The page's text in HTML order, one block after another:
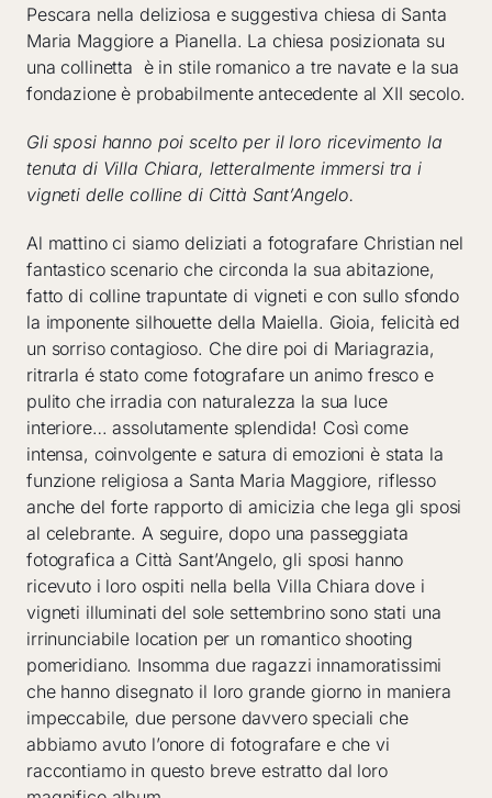
Pescara nella deliziosa e suggestiva chiesa di Santa
Maria Maggiore a Pianella. La chiesa posizionata su
una collinetta è in stile romanico a tre navate e la sua
fondazione è probabilmente antecedente al XII secolo.
Gli sposi hanno poi scelto per il loro ricevimento la
tenuta di Villa Chiara, letteralmente immersi tra i
vigneti delle colline di Città Sant’Angelo.
Al mattino ci siamo deliziati a fotografare Christian nel
fantastico scenario che circonda la sua abitazione,
fatto di colline trapuntate di vigneti e con sullo sfondo
la imponente silhouette della Maiella. Gioia, felicità ed
un sorriso contagioso. Che dire poi di Mariagrazia,
ritrarla é stato come fotografare un animo fresco e
pulito che irradia con naturalezza la sua luce
interiore… assolutamente splendida! Così come
intensa, coinvolgente e satura di emozioni è stata la
funzione religiosa a Santa Maria Maggiore, riflesso
anche del forte rapporto di amicizia che lega gli sposi
al celebrante. A seguire, dopo una passeggiata
fotografica a Città Sant’Angelo, gli sposi hanno
ricevuto i loro ospiti nella bella Villa Chiara dove i
vigneti illuminati del sole settembrino sono stati una
irrinunciabile location per un romantico shooting
pomeridiano. Insomma due ragazzi innamoratissimi
che hanno disegnato il loro grande giorno in maniera
impeccabile, due persone davvero speciali che
abbiamo avuto l’onore di fotografare e che vi
raccontiamo in questo breve estratto dal loro